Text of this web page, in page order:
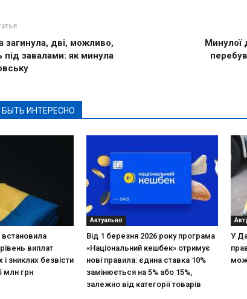
дві, можливо,
під завалами: як минула
Минулої
ИНТЕРЕСНО
виплат
і зниклих безвісти
млн грн
Актуально
Від 1 березня 2026 року програма
«Національний кешбек» отримує
нові правила: єдина ставка 10%
замінюється на 5% або 15%,
залежно від категорії товарів
У